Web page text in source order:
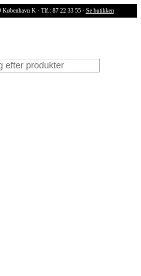
København K · Tlf.: 87 22 33 55 · Se butikken